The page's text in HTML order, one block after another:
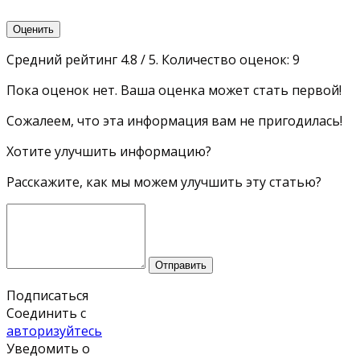
Оценить
Средний рейтинг 4.8 / 5. Количество оценок: 9
Пока оценок нет. Ваша оценка может стать первой!
Сожалеем, что эта информация вам не пригодилась!
Хотите улучшить информацию?
Расскажите, как мы можем улучшить эту статью?
Отправить
Подписаться
Соединить с
авторизуйтесь
Уведомить о